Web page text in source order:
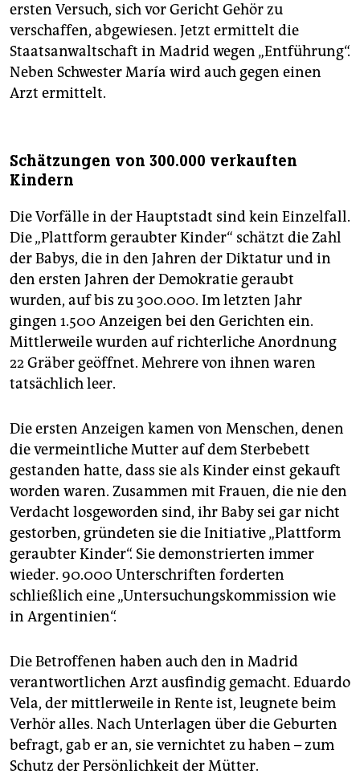
ersten Versuch, sich vor Gericht Gehör zu
verschaffen, abgewiesen. Jetzt ermittelt die
Staatsanwaltschaft in Madrid wegen „Entführung“.
Neben Schwester María wird auch gegen einen
Arzt ermittelt.
Schätzungen von 300.000 verkauften
Kindern
Die Vorfälle in der Hauptstadt sind kein Einzelfall.
Die „Plattform geraubter Kinder“ schätzt die Zahl
der Babys, die in den Jahren der Diktatur und in
den ersten Jahren der Demokratie geraubt
wurden, auf bis zu 300.000. Im letzten Jahr
gingen 1.500 Anzeigen bei den Gerichten ein.
Mittlerweile wurden auf richterliche Anordnung
22 Gräber geöffnet. Mehrere von ihnen waren
tatsächlich leer.
Die ersten Anzeigen kamen von Menschen, denen
die vermeintliche Mutter auf dem Sterbebett
gestanden hatte, dass sie als Kinder einst gekauft
worden waren. Zusammen mit Frauen, die nie den
Verdacht losgeworden sind, ihr Baby sei gar nicht
gestorben, gründeten sie die Initiative „Plattform
geraubter Kinder“. Sie demonstrierten immer
wieder. 90.000 Unterschriften forderten
schließlich eine „Untersuchungskommission wie
in Argentinien“.
Die Betroffenen haben auch den in Madrid
verantwortlichen Arzt ausfindig gemacht. Eduardo
Vela, der mittlerweile in Rente ist, leugnete beim
Verhör alles. Nach Unterlagen über die Geburten
befragt, gab er an, sie vernichtet zu haben – zum
Schutz der Persönlichkeit der Mütter.